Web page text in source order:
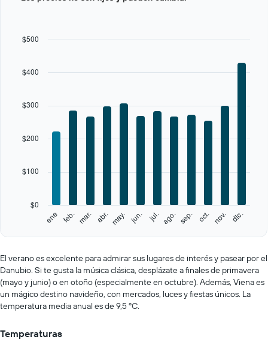
Range:
categories.
values.
Range:
0
to
500.
ene feb. mar. abr. may. jun. jul. ago. sep. oct. nov. dic.
$0
$100
$200
$300
$400
$500
interactive
El verano es excelente para admirar sus lugares de interés y pasear por el
Danubio. Si te gusta la música clásica, desplázate a finales de primavera
(mayo y junio) o en otoño (especialmente en octubre). Además, Viena es
un mágico destino navideño, con mercados, luces y fiestas únicos. La
temperatura media anual es de 9,5 ºC.
Temperaturas